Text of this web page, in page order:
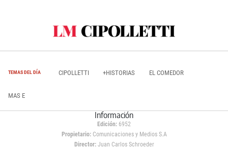
TEMAS DEL DÍA CIPOLLETTI +HISTORIAS EL COMEDOR
MAS E
Información
Edición: 6952
Propietario:Comunicaciones y Medios S.A
Director: Juan Carlos Schroeder